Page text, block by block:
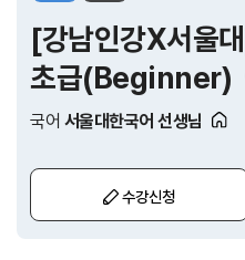
[강남인강X서울
초급(Beginner)
국어 서울대한국어 선생님
수강신청